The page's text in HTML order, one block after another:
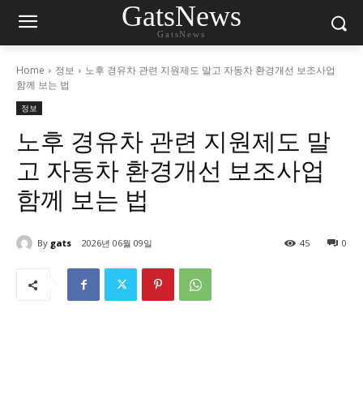
GatsNews
GatsNews
Home 정보
노후 경유차 관련 지원제도 말고 자동차 환경개선 보조사업
함께 보는 법
정보
노후 경유차 관련 지원제도 말
고 자동차 환경개선 보조사업
함께 보는 법
By gats 2026년 06월 09일 0
45